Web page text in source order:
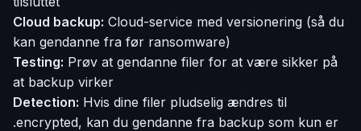
Cloud backup: Cloud-service med versionering (så du
kan gendanne fra før ransomware)
Testing: Prøv at gendanne filer for at være sikker på
at backup virker
Detection: Hvis dine filer pludselig ændres til
.encrypted, kan du gendanne fra backup som kun er